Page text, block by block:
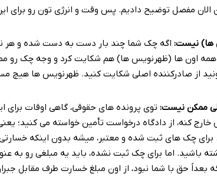
الان مفصل توضیح دادیم. پس وقت و انرژی تون رو برای
ها) نیست: اگه چک شما چند بار دست به دست شده و هر
اون ها (ظهرنویس ها) هم شکایت کرد و وجه چک رو
از صادرکننده اصلی شکایت کنید. ظهرنویس ها هیچ
ممکن نیست: توی پرونده های حقوقی، گاهی اوقات برای
کنه، از دادگاه درخواست تأمین خواسته می کنید؛
چک های ثبت شده و معتبر، میشه بدون اینکه
باشید. اما برای چک ثبت نشده، باید یه مبلغی رو به
بعداً حق با شما نبود، از اون مبلغ خسارت طرف مقابل